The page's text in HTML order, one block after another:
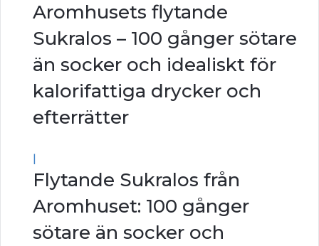
Aromhusets flytande
Sukralos – 100 gånger sötare
än socker och idealiskt för
kalorifattiga drycker och
efterrätter
|
Flytande Sukralos från
Aromhuset: 100 gånger
sötare än socker och